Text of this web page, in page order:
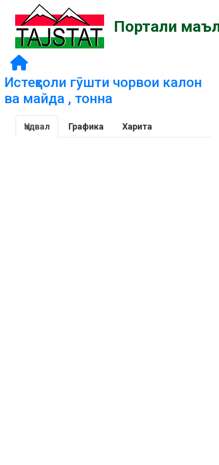
Портали
Истеҳсоли гӯшти чорвои калон
ва майда , тонна
Ҷадвал Графика Харита